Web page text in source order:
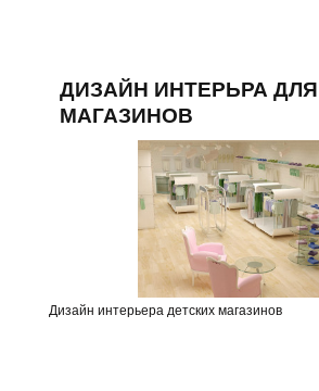
ДИЗАЙН ИНТЕРЬРА ДЛЯ
МАГАЗИНОВ
Дизайн интерьера детских магазинов